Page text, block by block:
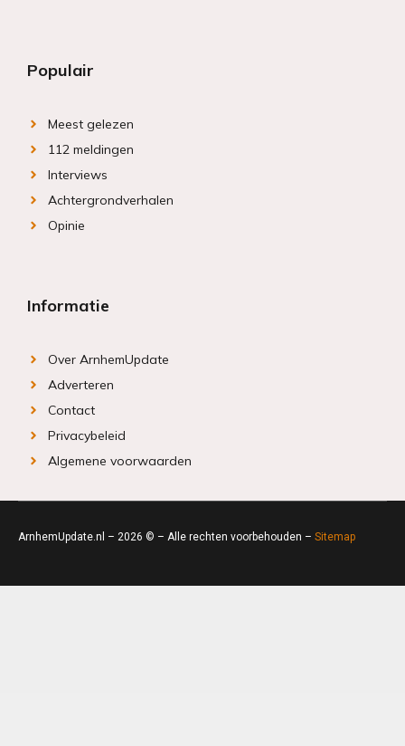
Populair
Meest gelezen
112 meldingen
Interviews
Achtergrondverhalen
Opinie
Informatie
Over ArnhemUpdate
Adverteren
Contact
Privacybeleid
Algemene voorwaarden
ArnhemUpdate.nl – 2026 © – Alle rechten voorbehouden – Sitemap